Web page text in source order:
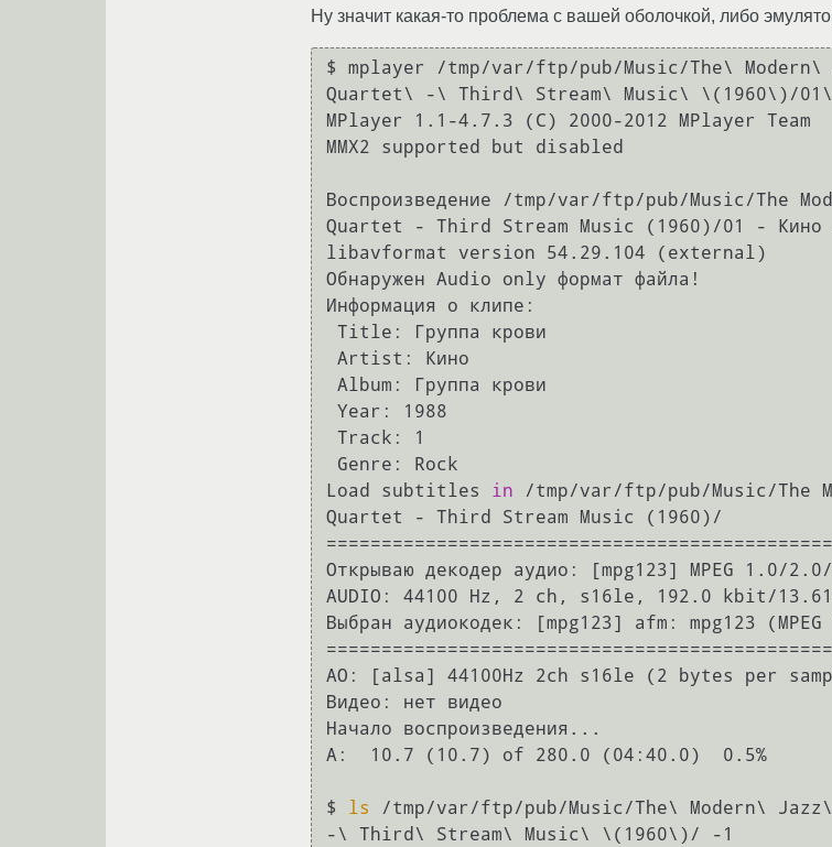
Ну значит какая-то проблема с вашей оболочкой, либо
$ mplayer /tmp/var/ftp/pub/Music/The\
Quartet\ -\ Third\ Stream\ Music\ \(1960\)/01\
MPlayer 1.1-4.7.3 (C) 2000-2012 MPlayer Team
MMX2 supported but disabled
Воспроизведение /tmp/var/ftp/pub/Music/The
Quartet - Third Stream Music (1960)/01 - Кино -
libavformat version 54.29.104 (external)
Обнаружен Audio only формат файла!
Информация о клипе:
Load subtitles in /tmp/var/ftp/pub/Music/The
Quartet - Third Stream Music (1960)/
Открываю декодер аудио: [mpg123] MPEG
AUDIO: 44100 Hz, 2 ch, s16le, 192.0 kbit/
Выбран аудиокодек: [mpg123] afm: mpg123
AO: [alsa] 44100Hz 2ch s16le (2 bytes per
Видео: нет видео
Начало воспроизведения...
A:  10.7 (10.7) of 280.0 (04:40.0)  0.5%
$ ls
/tmp/var/ftp/pub/Music/The\ Modern\
-\ Third\ Stream\ Music\ \(1960\)/ -1